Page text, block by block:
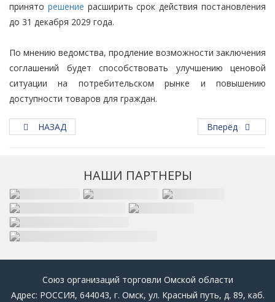
принято решение расширить срок действия постановления
до 31 декабря 2029 года.
По мнению ведомства, продление возможности заключения
соглашений будет способствовать улучшению ценовой
ситуации на потребительском рынке и повышению
доступности товаров для граждан.
НАЗАД Вперёд
НАШИ ПАРТНЕРЫ
Союз организаций торговли Омской области
Адрес: РОССИЯ, 644043, г. Омск, ул. Красный путь, д. 89, каб.